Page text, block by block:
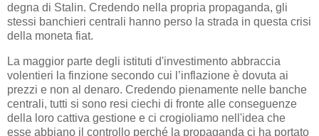
degna di Stalin. Credendo nella propria propaganda, gli
stessi banchieri centrali hanno perso la strada in questa crisi
della moneta fiat.
La maggior parte degli istituti d'investimento abbraccia
volentieri la finzione secondo cui l’inflazione è dovuta ai
prezzi e non al denaro. Credendo pienamente nelle banche
centrali, tutti si sono resi ciechi di fronte alle conseguenze
della loro cattiva gestione e ci crogioliamo nell'idea che
esse abbiano il controllo perché la propaganda ci ha portato